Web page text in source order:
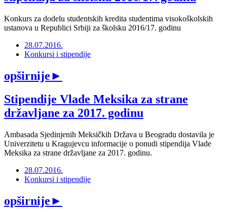
Konkurs za dodelu studentskih kredita studentima visokoškolskih
ustanova u Republici Srbiji za školsku 2016/17. godinu
28.07.2016.
Konkursi i stipendije
opširnije►
Stipendije Vlade Meksika za strane
državljane za 2017. godinu
Ambasada Sjedinjenih Meksičkih Država u Beogradu dostavila je
Univerzitetu u Kragujevcu informacije o ponudi stipendija Vlade
Meksika za strane državljane za 2017. godinu.
28.07.2016.
Konkursi i stipendije
opširnije►